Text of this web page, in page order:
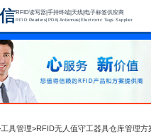
RFID读写器|手持终端|天线|电子标签供应商
RFID Readers|PDA|Antennas|Electronic Tags Supplier
工具管理>RFID无人值守工器具仓库管理方